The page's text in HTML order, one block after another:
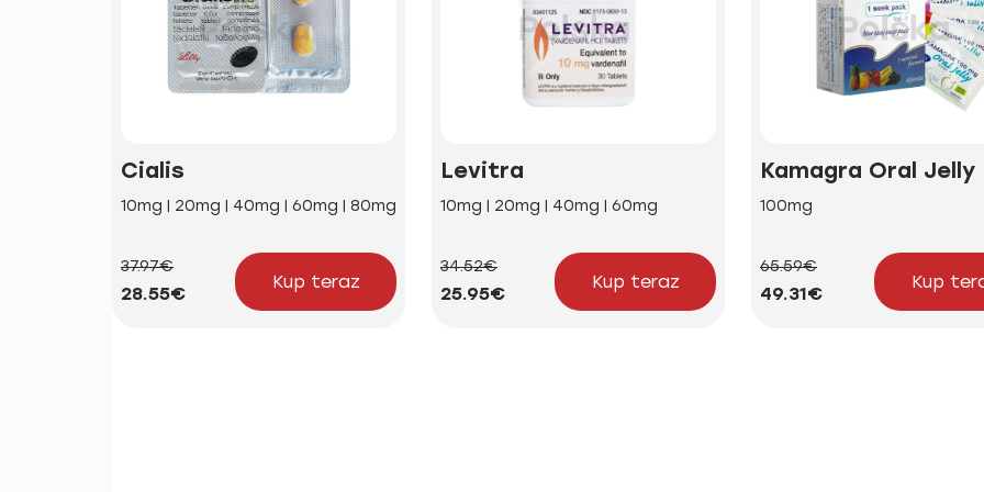
Cialis
10mg | 20mg | 40mg | 60mg | 80mg
37.97€
28.55€
Kup teraz
Levitra
10mg | 20mg | 40mg | 60mg
34.52€
25.95€
Kup teraz
Kamagra Oral Jelly
100mg
65.59€
49.31€
Kup